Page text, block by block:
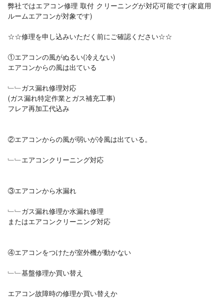
弊社ではエアコン修理 取付 クリーニングが対応可能です(家庭用
ルームエアコンが対象です)
☆☆修理を申し込みいただく前にご確認ください☆☆
①エアコンの風がぬるい(冷えない)
エアコンからの風は出ている
﹂﹂ガス漏れ修理対応
(ガス漏れ特定作業とガス補充工事)
フレア再加工代込み
②エアコンからの風が弱いが冷風は出ている。
﹂﹂エアコンクリーニング対応
③エアコンから水漏れ
﹂﹂ガス漏れ修理か水漏れ修理
またはエアコンクリーニング対応
④エアコンをつけたが室外機が動かない
﹂﹂基盤修理か買い替え
エアコン故障時の修理か買い替えか